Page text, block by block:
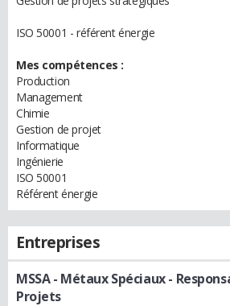
ISO 50001 - référent énergie
Mes compétences :
Production
Management
Chimie
Gestion de projet
Informatique
Ingénierie
ISO 50001
Référent énergie
Entreprises
MSSA - Métaux Spéciaux-
Projets